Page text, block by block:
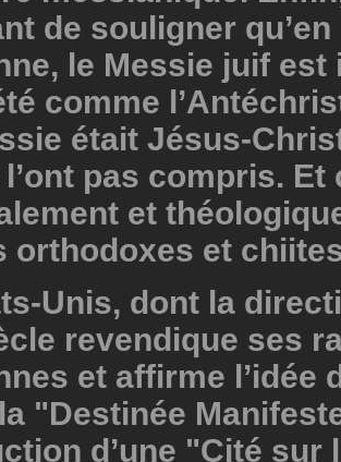
de souligner
le Messie juif est
comme
était Jésus-
pas compris.
et
orthodoxes et
Unis, dont la
revendique ses
et affirme l’idée
"Destinée
d’une "Cité sur